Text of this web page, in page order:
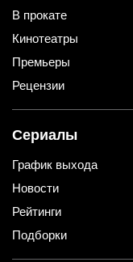
В прокате
Кинотеатры
Премьеры
Рецензии
Сериалы
График выхода
Новости
Рейтинги
Подборки